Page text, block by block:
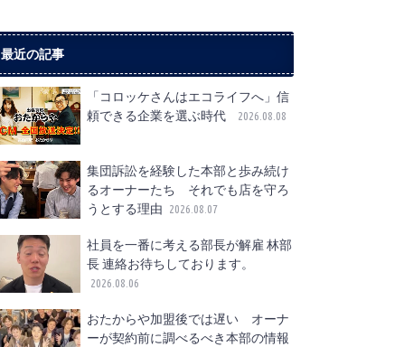
最近の記事
「コロッケさんはエコライフへ」信
頼できる企業を選ぶ時代
2026.08.08
集団訴訟を経験した本部と歩み続け
るオーナーたち それでも店を守ろ
うとする理由
2026.08.07
社員を一番に考える部長が解雇 林部
長 連絡お待ちしております。
2026.08.06
おたからや加盟後では遅い オーナ
ーが契約前に調べるべき本部の情報